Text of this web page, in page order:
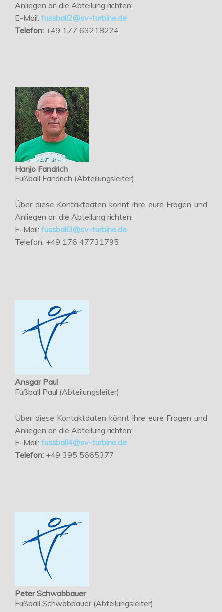
Anliegen an die Abteilung richten:
E-Mail: fussball2@sv-turbine.de
Telefon: +49 177 63218224
Hanjo Fandrich
Fußball Fandrich (Abteilungsleiter)
Über diese Kontaktdaten könnt ihre eure Fragen und
Anliegen an die Abteilung richten:
E-Mail: fussball3@sv-turbine.de
Telefon: +49 176 47731795
Ansgar Paul
Fußball Paul (Abteilungsleiter)
Über diese Kontaktdaten könnt ihre eure Fragen und
Anliegen an die Abteilung richten:
E-Mail: fussball4@sv-turbine.de
Telefon: +49 395 5665377
Peter Schwabbauer
Fußball Schwabbauer (Abteilungsleiter)